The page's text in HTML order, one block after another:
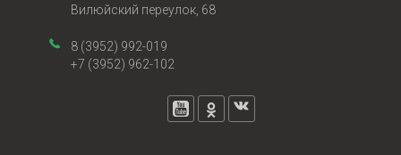
Вилюйский переулок, 68
8 (3952) 992-019
+7 (3952) 962-102